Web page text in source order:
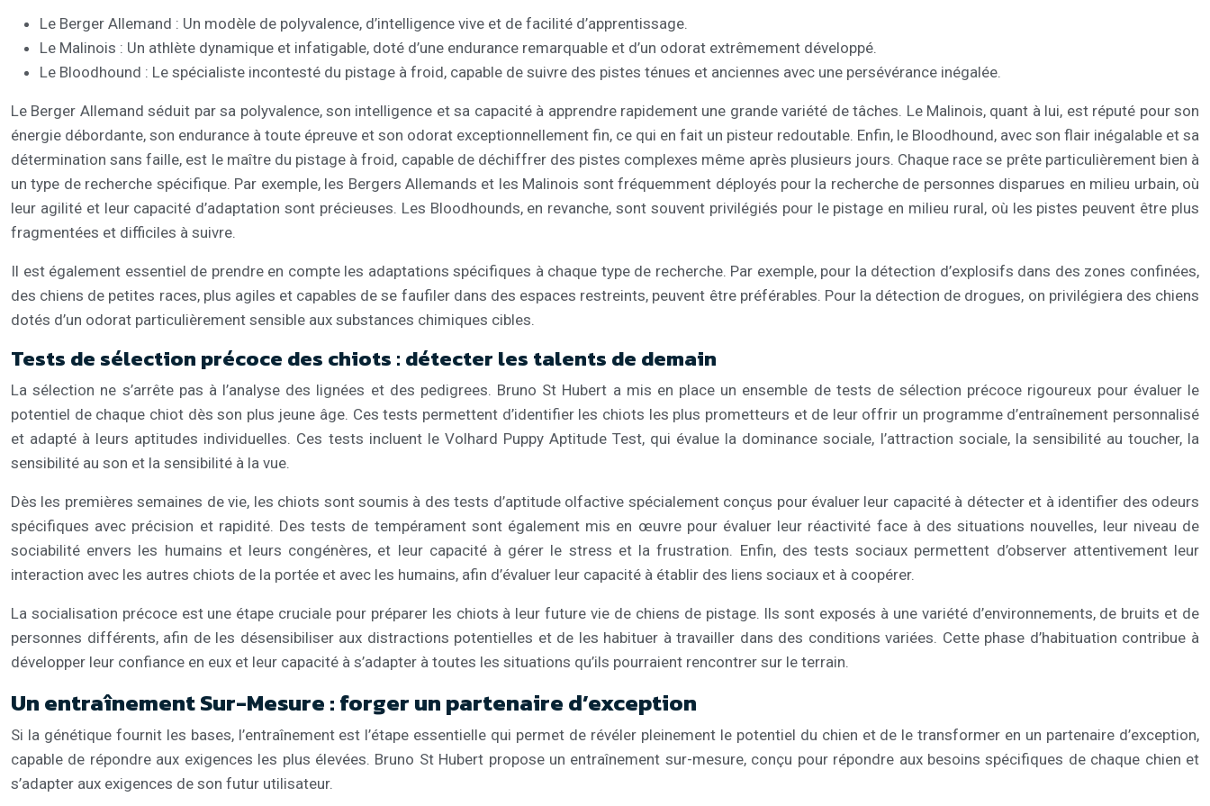
Le Berger Allemand : Un modèle de polyvalence, d’intelligence vive et de facilité d’apprentissage.
Le Malinois : Un athlète dynamique et infatigable, doté d’une endurance remarquable et d’un odorat extrêmement développé.
Le Bloodhound : Le spécialiste incontesté du pistage à froid, capable de suivre des pistes ténues et anciennes avec une persévérance inégalée.
Le Berger Allemand séduit par sa polyvalence, son intelligence et sa capacité à apprendre rapidement une grande variété de tâches. Le Malinois, quant à lui, est réputé pour son
énergie débordante, son endurance à toute épreuve et son odorat exceptionnellement fin, ce qui en fait un pisteur redoutable. Enfin, le Bloodhound, avec son flair inégalable et sa
détermination sans faille, est le maître du pistage à froid, capable de déchiffrer des pistes complexes même après plusieurs jours. Chaque race se prête particulièrement bien à
un type de recherche spécifique. Par exemple, les Bergers Allemands et les Malinois sont fréquemment déployés pour la recherche de personnes disparues en milieu urbain, où
leur agilité et leur capacité d’adaptation sont précieuses. Les Bloodhounds, en revanche, sont souvent privilégiés pour le pistage en milieu rural, où les pistes peuvent être plus
fragmentées et difficiles à suivre.
Il est également essentiel de prendre en compte les adaptations spécifiques à chaque type de recherche. Par exemple, pour la détection d’explosifs dans des zones confinées,
des chiens de petites races, plus agiles et capables de se faufiler dans des espaces restreints, peuvent être préférables. Pour la détection de drogues, on privilégiera des chiens
dotés d’un odorat particulièrement sensible aux substances chimiques cibles.
Tests de sélection précoce des chiots : détecter les talents de demain
La sélection ne s’arrête pas à l’analyse des lignées et des pedigrees. Bruno St Hubert a mis en place un ensemble de tests de sélection précoce rigoureux pour évaluer le
potentiel de chaque chiot dès son plus jeune âge. Ces tests permettent d’identifier les chiots les plus prometteurs et de leur offrir un programme d’entraînement personnalisé
et adapté à leurs aptitudes individuelles. Ces tests incluent le Volhard Puppy Aptitude Test, qui évalue la dominance sociale, l’attraction sociale, la sensibilité au toucher, la
sensibilité au son et la sensibilité à la vue.
Dès les premières semaines de vie, les chiots sont soumis à des tests d’aptitude olfactive spécialement conçus pour évaluer leur capacité à détecter et à identifier des odeurs
spécifiques avec précision et rapidité. Des tests de tempérament sont également mis en œuvre pour évaluer leur réactivité face à des situations nouvelles, leur niveau de
sociabilité envers les humains et leurs congénères, et leur capacité à gérer le stress et la frustration. Enfin, des tests sociaux permettent d’observer attentivement leur
interaction avec les autres chiots de la portée et avec les humains, afin d’évaluer leur capacité à établir des liens sociaux et à coopérer.
La socialisation précoce est une étape cruciale pour préparer les chiots à leur future vie de chiens de pistage. Ils sont exposés à une variété d’environnements, de bruits et de
personnes différents, afin de les désensibiliser aux distractions potentielles et de les habituer à travailler dans des conditions variées. Cette phase d’habituation contribue à
développer leur confiance en eux et leur capacité à s’adapter à toutes les situations qu’ils pourraient rencontrer sur le terrain.
Un entraînement Sur-Mesure : forger un partenaire d’exception
Si la génétique fournit les bases, l’entraînement est l’étape essentielle qui permet de révéler pleinement le potentiel du chien et de le transformer en un partenaire d’exception,
capable de répondre aux exigences les plus élevées. Bruno St Hubert propose un entraînement sur-mesure, conçu pour répondre aux besoins spécifiques de chaque chien et
s’adapter aux exigences de son futur utilisateur.